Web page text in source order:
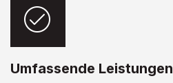
Umfassende Leistungen